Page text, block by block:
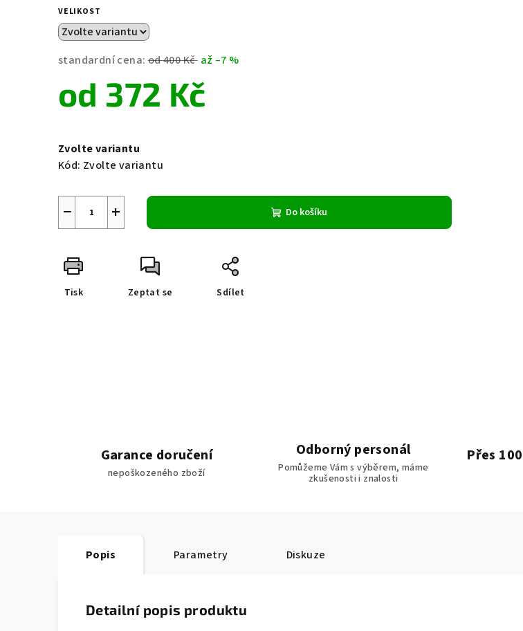
produktu
je
0,0
z
hvězdiček.
VELIKOST
standardní cena: od 400 Kč až –7 %
od 372 Kč
cena:
Zvolte variantu
Kód: Zvolte variantu
+
− Do košíku
Tisk Zeptat se Sdílet
Garance doručení
nepoškozeného zboží
Odborný personál
Pomůžeme Vám s výběrem, máme
zkušenosti i znalosti
Přes
Popis Parametry Diskuze
Detailní popis produktu